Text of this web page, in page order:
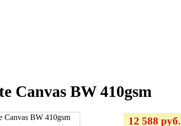
Canvas BW 410gsm
12 588 руб.